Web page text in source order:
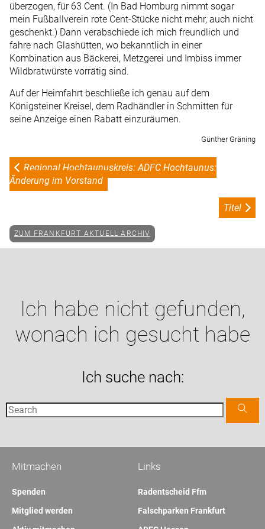
überzogen, für 63 Cent. (In Bad Homburg nimmt sogar
mein Fußballverein rote Cent-Stücke nicht mehr, auch nicht
geschenkt.) Dann verabschiede ich mich freundlich und
fahre nach Glashütten, wo bekanntlich in einer
Kombination aus Bäckerei, Metzgerei und Imbiss immer
Wildbratwürste vorrätig sind.
Auf der Heimfahrt beschließe ich genau auf dem
Königsteiner Kreisel, dem Radhändler in Schmitten für
seine Anzeige einen Rabatt einzuräumen.
Günther Gräning
Regional Hochtaunuskreis: ADFC Hochtaunus:
Ãnderung im Vorstand
Titel
ZUM FRANKFURT AKTUELL ARCHIV
Ich habe nicht gefunden,
wonach ich gesucht habe
Ich suche nach:
Links
Radentscheid Ffm
Falschparken Frankfurt
Mitmachen
Spenden
Mitglied werden